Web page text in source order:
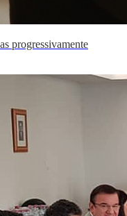
progressivamente